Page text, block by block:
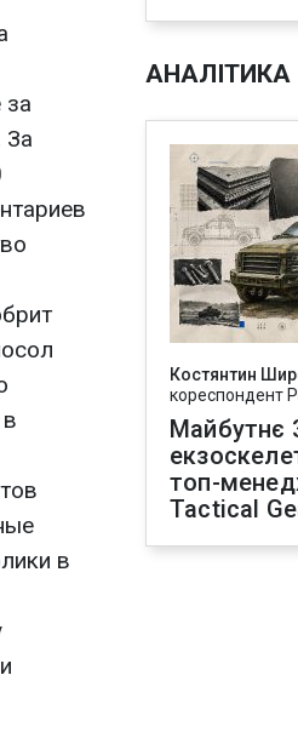
за
За
в
АНАЛІТИКА
Костянтин
кореспондент
Майбутнє
топ-
Tactical